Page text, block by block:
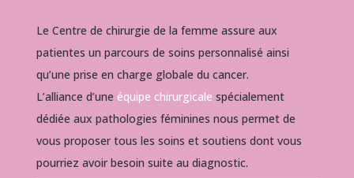
Le Centre de chirurgie de la femme assure aux
patientes un parcours de soins personnalisé ainsi
qu’une prise en charge globale du cancer.
L’alliance d’une équipe chirurgicale spécialement
dédiée aux pathologies féminines nous permet de
vous proposer tous les soins et soutiens dont vous
pourriez avoir besoin suite au diagnostic.